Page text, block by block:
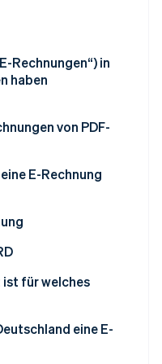
2026
Stripe Lösungen für die
Rechnungen“) in
haben
von PDF-
E-Rechnung
für welches
eine E-